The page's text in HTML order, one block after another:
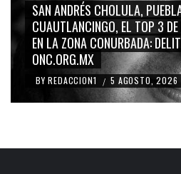
GRACE PALOMARES, NAY
CARMEN SALINAS “LA
BLANCO, SILVIA PINAL: LA
RIDICULIZACIÓN DE LA
BY REDACCION1 / 4 AGOSTO, 2026